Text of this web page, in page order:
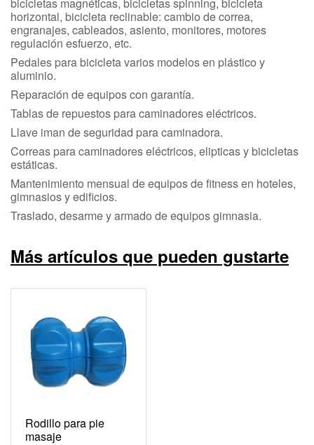
horizontal, bicicleta reclinable: cambio de correa,
engranajes, cableados, asiento, monitores, motores
regulación esfuerzo, etc.
Pedales para bicicleta varios modelos en plástico y
aluminio.
Reparación de equipos con garantía.
Tablas de repuestos para caminadores eléctricos.
Llave iman de seguridad para caminadora.
Correas para caminadores eléctricos, elipticas y bicicletas
estáticas.
Mantenimiento mensual de equipos de fitness en hoteles,
gimnasios y edificios.
Traslado, desarme y armado de equipos gimnasia.
Más artículos que pueden gustarte
Rodillo para pie
masaje